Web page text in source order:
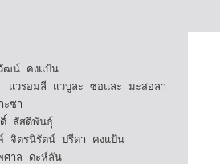
ฒน์ คงแป้น
แวรอมลี แวบูละ ซอและ มะสอลา
ะซา
สัสดีพันธุ์
จิตรนิรัตน์ ปรีดา คงแป้น
ศาล ดะห์ลัน